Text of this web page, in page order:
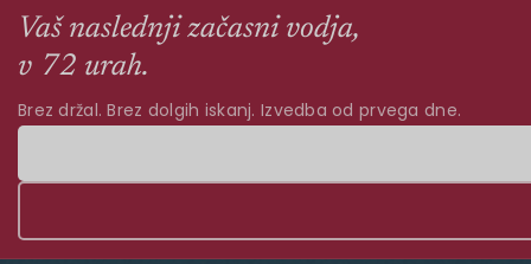
Vaš naslednji začasni vodja,
v 72 urah.
Brez držal. Brez dolgih iskanj. Izvedba od prvega dne.